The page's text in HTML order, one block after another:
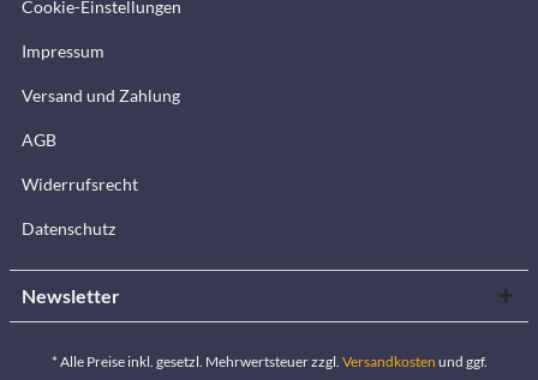
Cookie-Einstellungen
Impressum
Versand und Zahlung
AGB
Widerrufsrecht
Datenschutz
Newsletter
* Alle Preise inkl. gesetzl. Mehrwertsteuer zzgl. Versandkosten und ggf.